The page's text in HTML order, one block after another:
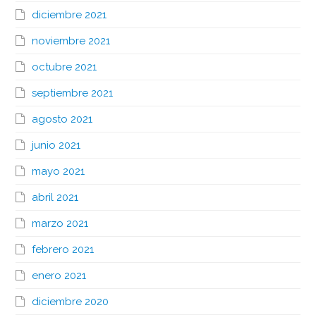
diciembre 2021
noviembre 2021
octubre 2021
septiembre 2021
agosto 2021
junio 2021
mayo 2021
abril 2021
marzo 2021
febrero 2021
enero 2021
diciembre 2020